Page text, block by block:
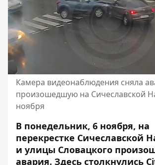
Камера видеонаблюдения сняла
произошедшую на Сичеславской
ноября
В понедельник, 6 ноября, на
перекрестке Сичеславской
и улицы Словацкого
авария. Здесь столкнулись